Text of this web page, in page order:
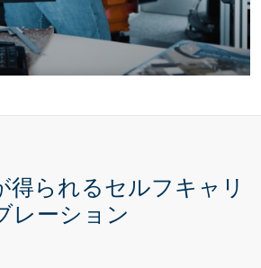
得られるセルフキャリ
レーション